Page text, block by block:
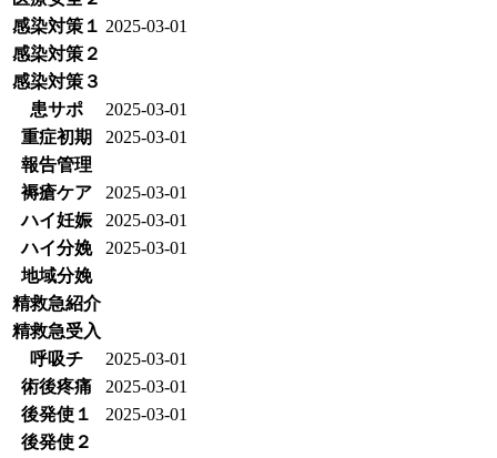
感染対策１ 2025-03-01
感染対策２
感染対策３
患サポ
2025-03-01
重症初期
2025-03-01
報告管理
褥瘡ケア
2025-03-01
ハイ妊娠
2025-03-01
ハイ分娩
2025-03-01
地域分娩
精救急紹介
精救急受入
呼吸チ
2025-03-01
術後疼痛
2025-03-01
後発使１
2025-03-01
後発使２